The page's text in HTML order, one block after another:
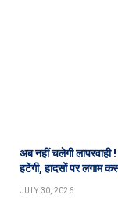
अब नहीं चलेगी
हटेंगी, हादसों पर लगाम
JULY 30, 2026